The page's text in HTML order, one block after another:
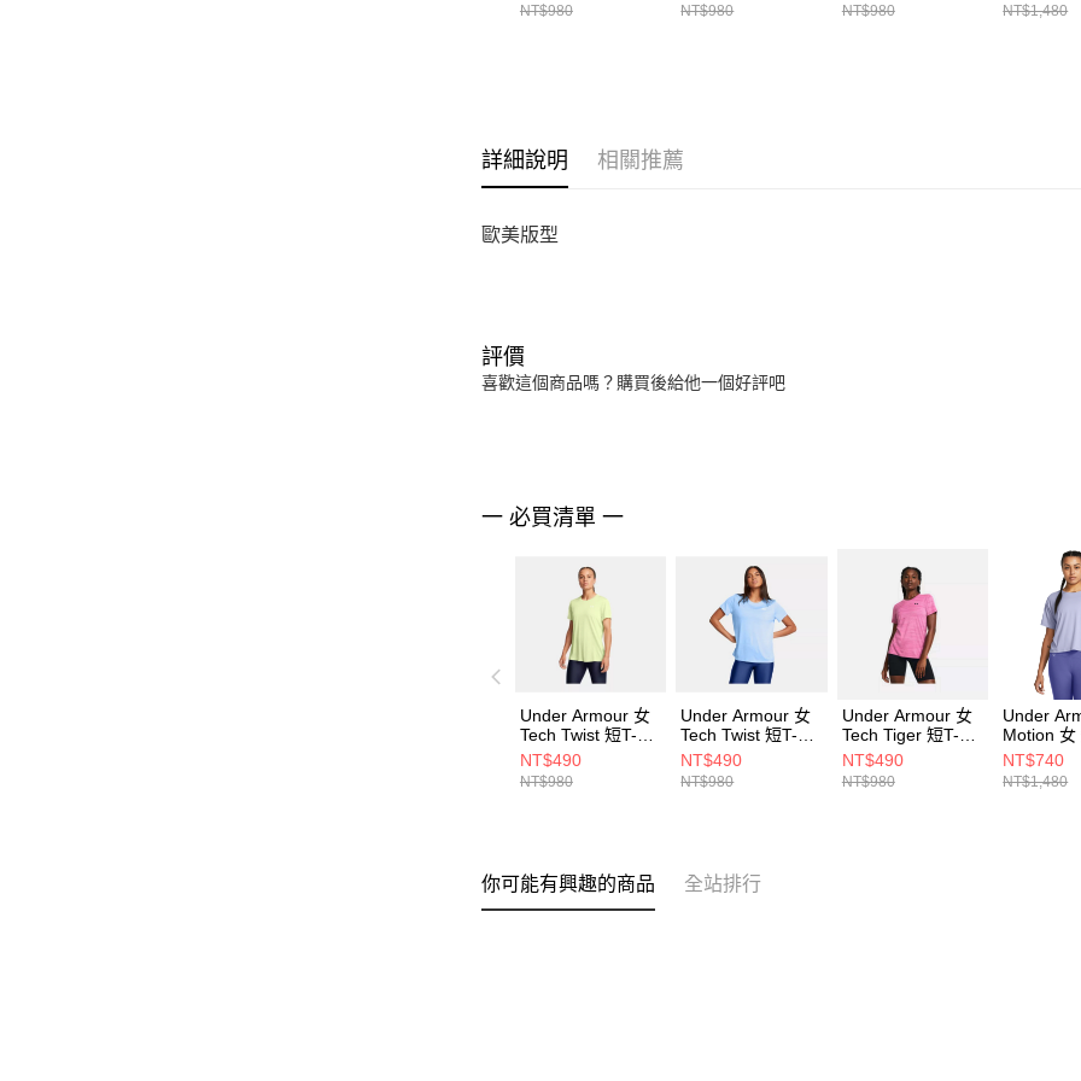
NT$980 NT$980 NT$980 NT$1,480
詳細說明 相關推薦
歐美版型
評價
喜歡這個商品嗎？購買後給他一個好評吧
一 必買清單 一
Under Armour 女
Tech Twist 短T-
Shirt 1384230-
383
NT$490
NT$980
Under Armour 女
Tech Twist 短T-
Shirt 1384230-
465
NT$490
NT$980
Under Armour 女
Tech Tiger 短T-
Shirt 1384222-
686
NT$490
NT$980
Under
Motion 女
Shirt
539
NT$740
NT$1,480
你可能有興趣的商品 全站排行